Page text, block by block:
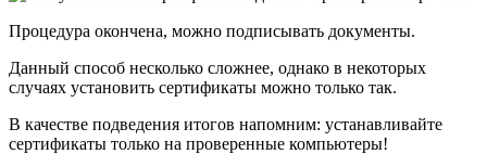
Процедура окончена, можно подписывать документы.
Данный способ несколько сложнее, однако в некоторых
случаях установить сертификаты можно только так.
В качестве подведения итогов напомним: устанавливайте
сертификаты только на проверенные компьютеры!